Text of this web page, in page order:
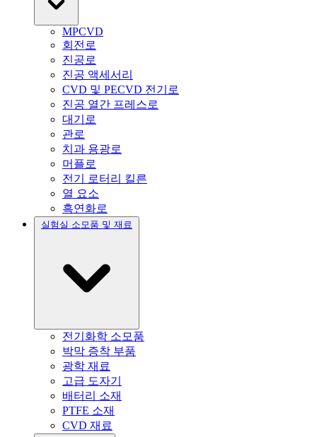
MPCVD
회전로
진공로
진공 액세서리
CVD 및 PECVD 전기로
진공 열간 프레스로
대기로
관로
치과 용광로
머플로
전기 로터리 킬른
열 요소
흑연화로
실험실 소모품 및 재료
전기화학 소모품
박막 증착 부품
광학 재료
고급 도자기
배터리 소재
PTFE 소재
CVD 재료